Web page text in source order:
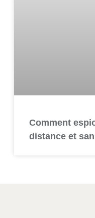
Comment
distance et